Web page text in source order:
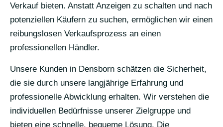
Verkauf bieten. Anstatt Anzeigen zu schalten und nach
potenziellen Käufern zu suchen, ermöglichen wir einen
reibungslosen Verkaufsprozess an einen
professionellen Händler.
Unsere Kunden in Densborn schätzen die Sicherheit,
die sie durch unsere langjährige Erfahrung und
professionelle Abwicklung erhalten. Wir verstehen die
individuellen Bedürfnisse unserer Zielgruppe und
bieten eine schnelle, bequeme Lösung. Die